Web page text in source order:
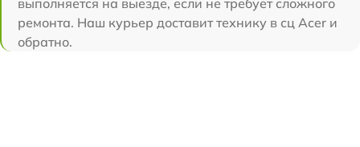
выполняется на выезде, если не требует сложного
ремонта. Наш курьер доставит технику в сц Acer и
обратно.